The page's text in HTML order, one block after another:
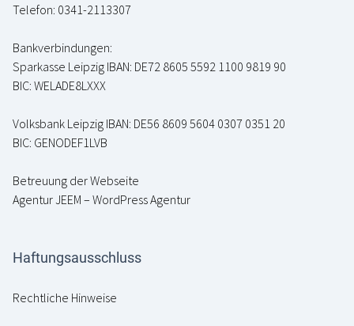
Telefon: 0341-2113307
Bankverbindungen:
Sparkasse Leipzig IBAN: DE72 8605 5592 1100 9819 90
BIC: WELADE8LXXX
Volksbank Leipzig IBAN: DE56 8609 5604 0307 0351 20
BIC: GENODEF1LVB
Betreuung der Webseite
Agentur JEEM – WordPress Agentur
Haftungsausschluss
Rechtliche Hinweise